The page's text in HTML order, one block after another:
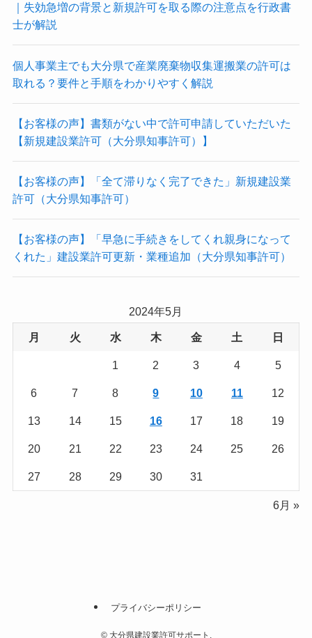
｜失効急増の背景と新規許可を取る際の注意点を行政書
士が解説
個人事業主でも大分県で産業廃棄物収集運搬業の許可は
取れる？要件と手順をわかりやすく解説
【お客様の声】書類がない中で許可申請していただいた
【新規建設業許可（大分県知事許可）】
【お客様の声】「全て滞りなく完了できた」新規建設業
許可（大分県知事許可）
【お客様の声】「早急に手続きをしてくれ親身になって
くれた」建設業許可更新・業種追加（大分県知事許可）
2024年5月
月 火 水 木 金 土 日
1 2 3 4 5
6 7 8 9 10 11 12
13 14 15 16 17 18 19
20 21 22 23 24 25 26
27 28 29 30 31
6月 »
プライバシーポリシー
©大分県建設業許可サポート.